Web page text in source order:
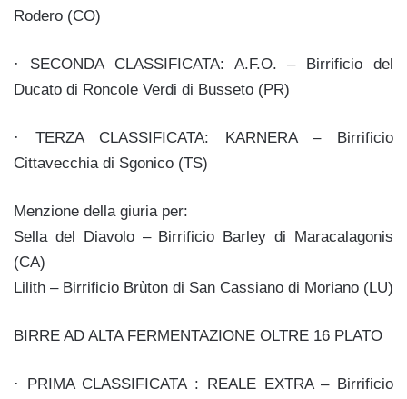
Rodero (CO)
· SECONDA CLASSIFICATA: A.F.O. – Birrificio del
Ducato di Roncole Verdi di Busseto (PR)
· TERZA CLASSIFICATA: KARNERA – Birrificio
Cittavecchia di Sgonico (TS)
Menzione della giuria per:
Sella del Diavolo – Birrificio Barley di Maracalagonis
(CA)
Lilith – Birrificio Brùton di San Cassiano di Moriano (LU)
BIRRE AD ALTA FERMENTAZIONE OLTRE 16 PLATO
· PRIMA CLASSIFICATA : REALE EXTRA – Birrificio